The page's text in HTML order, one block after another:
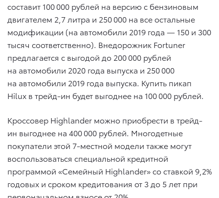
составит 100 000 рублей на версию с бензиновым
двигателем 2,7 литра и 250 000 на все остальные
модификации (на автомобили 2019 года — 150 и 300
тысяч соответственно). Внедорожник Fortuner
предлагается с выгодой до 200 000 рублей
на автомобили 2020 года выпуска и 250 000
на автомобили 2019 года выпуска. Купить пикап
Hilux в трейд-ин будет выгоднее на 100 000 рублей.
Кроссовер Highlander можно приобрести в трейд-
ин выгоднее на 400 000 рублей. Многодетные
покупатели этой 7-местной модели также могут
воспользоваться специальной кредитной
программой «Семейный Highlander» со ставкой 9,2%
годовых и сроком кредитования от 3 до 5 лет при